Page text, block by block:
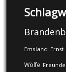
Emsland
Wölfe